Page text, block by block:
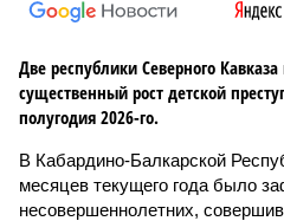
Две республики Северного
существенный рост детской
полугодия 2026-го.
В Кабардино-Балкарской
месяцев текущего года было
несовершеннолетних,